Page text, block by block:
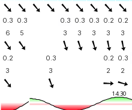
0.3 0.3 0.3 0.3 0.3 0.2 0.2
6
5 3 3 3 3 3
0.2 0.3 0.2 0.3
3
3 2 2
14:30